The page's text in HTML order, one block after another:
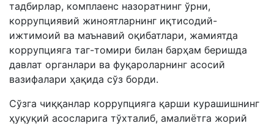
тадбирлар, комплаенс назоратнинг ўрни,
коррупциявий жиноятларнинг иқтисодий-
ижтимоий ва маънавий оқибатлари, жамиятда
коррупцияга таг-томири билан барҳам беришда
давлат органлари ва фуқароларнинг асосий
вазифалари ҳақида сўз борди.
Сўзга чиққанлар коррупцияга қарши курашишнинг
ҳуқуқий асосларига тўхталиб, амалиётга жорий